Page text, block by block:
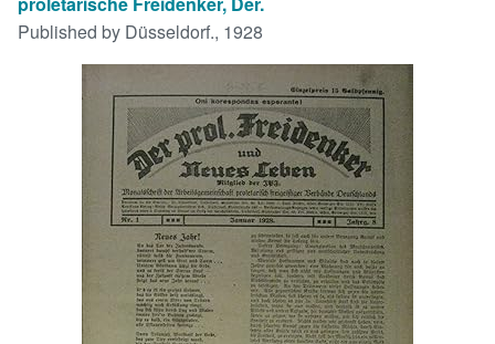
Browse Collections
Art & Collectibles
CLOSE
Published by Düsseldorf., 1928